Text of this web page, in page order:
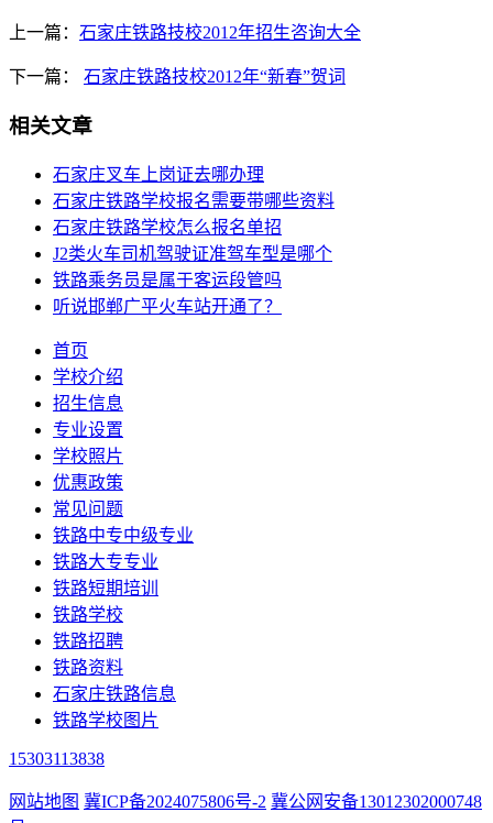
上一篇： 石家庄铁路技校2012年招生咨询大全
下一篇： 石家庄铁路技校2012年“新春”贺词
相关文章
石家庄叉车上岗证去哪办理
石家庄铁路学校报名需要带哪些资料
石家庄铁路学校怎么报名单招
J2类火车司机驾驶证准驾车型是哪个
铁路乘务员是属于客运段管吗
听说邯郸广平火车站开通了？
首页
学校介绍
招生信息
专业设置
学校照片
优惠政策
常见问题
铁路中专中级专业
铁路大专专业
铁路短期培训
铁路学校
铁路招聘
铁路资料
石家庄铁路信息
铁路学校图片
15303113838
网站地图 冀ICP备2024075806号-2 冀公网安备13012302000748